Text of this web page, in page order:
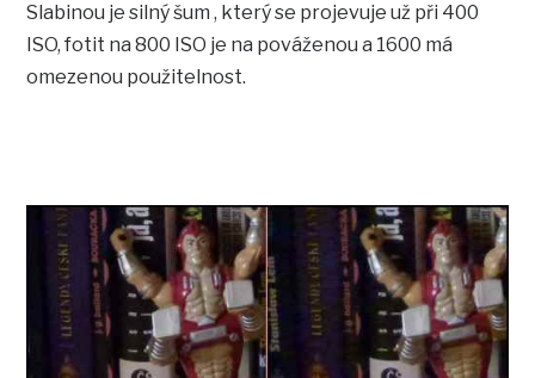
Slabinou je silný šum , který se projevuje už při 400
ISO, fotit na 800 ISO je na pováženou a 1600 má
omezenou použitelnost.